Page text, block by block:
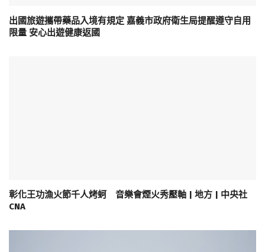
出國旅遊攜帶藥品入境有規定 嘉義市政府衛生局提醒遵守自用
限量 安心出遊健康返國
彰化王功漁火節千人烤蚵 音樂會煙火秀壓軸 | 地方 | 中央社
CNA